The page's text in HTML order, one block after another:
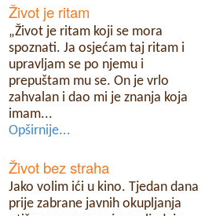
Život je ritam
„Život je ritam koji se mora
spoznati. Ja osjećam taj ritam i
upravljam se po njemu i
prepuštam mu se. On je vrlo
zahvalan i dao mi je znanja koja
imam...
Opširnije...
Život bez straha
Jako volim ići u kino. Tjedan dana
prije zabrane javnih okupljanja